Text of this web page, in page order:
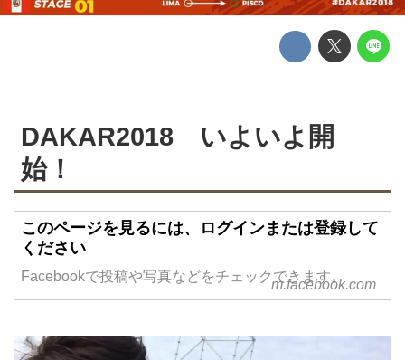
DAKAR2018 いよいよ開
始！
このページを見るには、ログインまたは登録して
ください
Facebookで投稿や写真などをチェックできます。
m.facebook.com